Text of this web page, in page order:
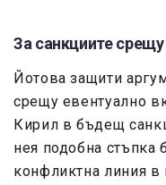
За санкциите
Йотова защити
срещу евентуално
Кирил в бъдещ
нея подобна стъпка
конфликтна линия в